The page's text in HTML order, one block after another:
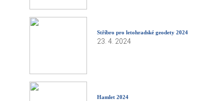
Stříbro pro letohradské geodety 2024
23. 4. 2024
Hamlet 2024